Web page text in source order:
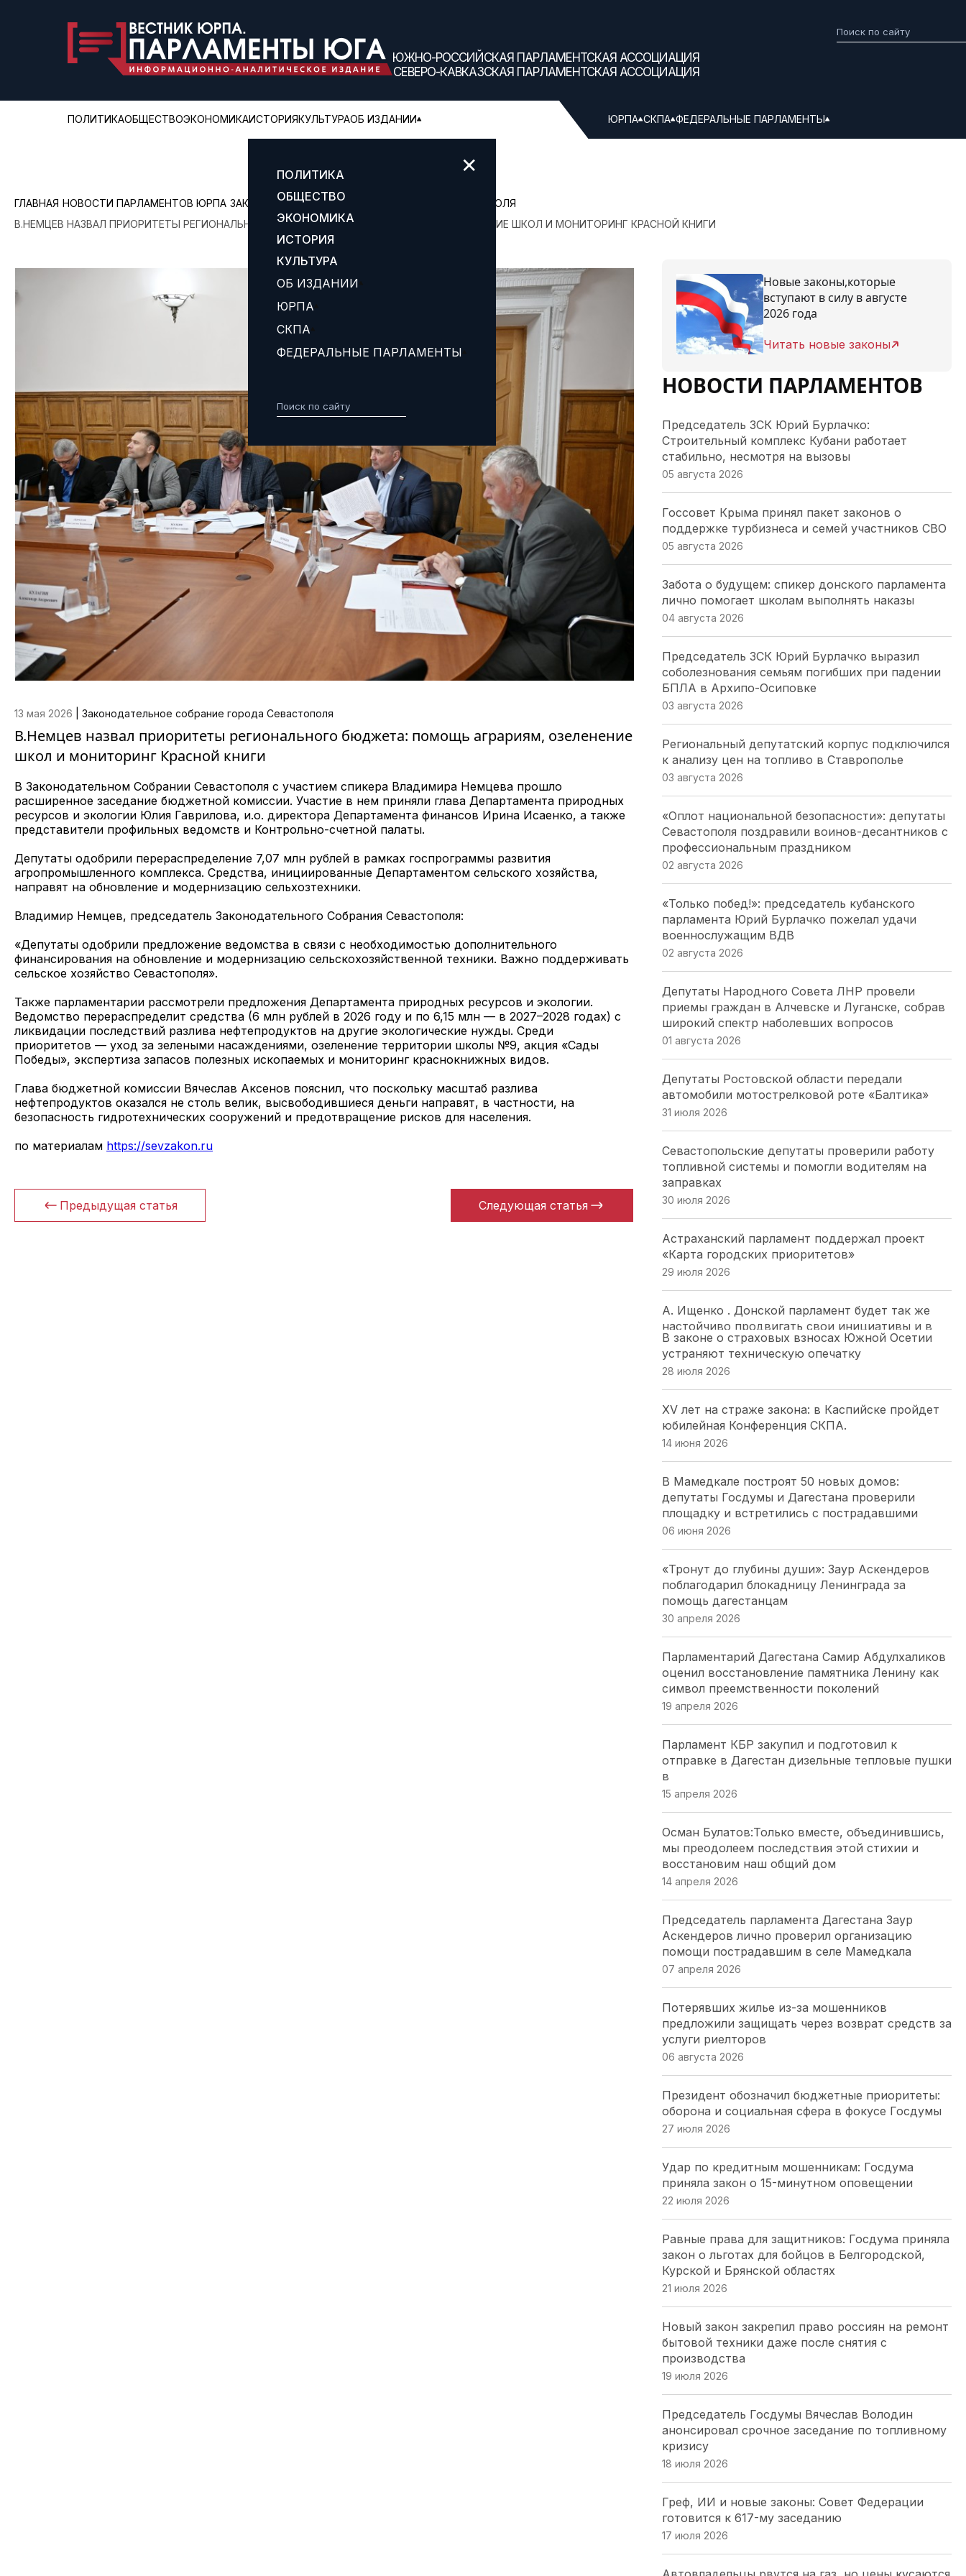
ЮЖНО-РОССИЙСКАЯ ПАРЛАМЕНТСКАЯ АССОЦИАЦИЯ
СЕВЕРО-КАВКАЗСКАЯ ПАРЛАМЕНТСКАЯ АССОЦИАЦИЯ
ПОЛИТИКАОБЩЕСТВОЭКОНОМИКАИСТОРИЯКУЛЬТУРАОБ ИЗДАНИИ ЮРПА СКПА ФЕДЕРАЛЬНЫЕ ПАРЛАМЕНТЫ
✕
ПОЛИТИКА
ОБЩЕСТВО
ЭКОНОМИКА
ИСТОРИЯ
КУЛЬТУРА
ОБ ИЗДАНИИ
ЮРПА
СКПА
ФЕДЕРАЛЬНЫЕ ПАРЛАМЕНТЫ
ГЛАВНАЯ НОВОСТИ ПАРЛАМЕНТОВ ЮРПА ЗАКОНОДАТЕЛЬНОЕ СОБРАНИЕ ГОРОДА СЕВАСТОПОЛЯ
В.НЕМЦЕВ НАЗВАЛ ПРИОРИТЕТЫ РЕГИОНАЛЬНОГО БЮДЖЕТА: ПОМОЩЬ АГРАРИЯМ, ОЗЕЛЕНЕНИЕ ШКОЛ И МОНИТОРИНГ КРАСНОЙ КНИГИ
13 мая 2026 Законодательное собрание города Севастополя
В.Немцев назвал приоритеты регионального бюджета: помощь аграриям, озеленение
школ и мониторинг Красной книги
В Законодательном Собрании Севастополя с участием спикера Владимира Немцева прошло
расширенное заседание бюджетной комиссии. Участие в нем приняли глава Департамента природных
ресурсов и экологии Юлия Гаврилова, и.о. директора Департамента финансов Ирина Исаенко, а также
представители профильных ведомств и Контрольно-счетной палаты.
Депутаты одобрили перераспределение 7,07 млн рублей в рамках госпрограммы развития
агропромышленного комплекса. Средства, инициированные Департаментом сельского хозяйства,
направят на обновление и модернизацию сельхозтехники.
Владимир Немцев, председатель Законодательного Собрания Севастополя:
«Депутаты одобрили предложение ведомства в связи с необходимостью дополнительного
финансирования на обновление и модернизацию сельскохозяйственной техники. Важно поддерживать
сельское хозяйство Севастополя».
Также парламентарии рассмотрели предложения Департамента природных ресурсов и экологии.
Ведомство перераспределит средства (6 млн рублей в 2026 году и по 6,15 млн — в 2027–2028 годах) с
ликвидации последствий разлива нефтепродуктов на другие экологические нужды. Среди
приоритетов — уход за зелеными насаждениями, озеленение территории школы №9, акция «Сады
Победы», экспертиза запасов полезных ископаемых и мониторинг краснокнижных видов.
Глава бюджетной комиссии Вячеслав Аксенов пояснил, что поскольку масштаб разлива
нефтепродуктов оказался не столь велик, высвободившиеся деньги направят, в частности, на
безопасность гидротехнических сооружений и предотвращение рисков для населения.
по материалам https://sevzakon.ru
Предыдущая статья Следующая статья
Новые законы,которые
вступают в силу в августе
2026 года
Читать новые законы
НОВОСТИ ПАРЛАМЕНТОВ
Председатель ЗСК Юрий Бурлачко:
Строительный комплекс Кубани работает
стабильно, несмотря на вызовы
05 августа 2026
Госсовет Крыма принял пакет законов о
поддержке турбизнеса и семей участников СВО
05 августа 2026
Забота о будущем: спикер донского парламента
лично помогает школам выполнять наказы
04 августа 2026
Председатель ЗСК Юрий Бурлачко выразил
соболезнования семьям погибших при падении
БПЛА в Архипо-Осиповке
03 августа 2026
Региональный депутатский корпус подключился
к анализу цен на топливо в Ставрополье
03 августа 2026
«Оплот национальной безопасности»: депутаты
Севастополя поздравили воинов-десантников с
профессиональным праздником
02 августа 2026
«Только побед!»: председатель кубанского
парламента Юрий Бурлачко пожелал удачи
военнослужащим ВДВ
02 августа 2026
Депутаты Народного Совета ЛНР провели
приемы граждан в Алчевске и Луганске, собрав
широкий спектр наболевших вопросов
01 августа 2026
Депутаты Ростовской области передали
автомобили мотострелковой роте «Балтика»
31 июля 2026
Севастопольские депутаты проверили работу
топливной системы и помогли водителям на
заправках
30 июля 2026
Астраханский парламент поддержал проект
«Карта городских приоритетов»
29 июля 2026
А. Ищенко . Донской парламент будет так же
настойчиво продвигать свои инициативы и в
следующем созыве ГД РФ
28 июля 2026
200 курсантов ДГТУ приняли присягу в Майкопе
28 июля 2026
Херсоны. Томилина обратилась к морякам-
черноморцам в День ВМФ
26 июля 2026
оценили масштабный проект «Щит Отечества»,
охватывающий 9 тысяч школьников
25 июля 2026
привлечении бизнеса
24 июля 2026
24 июля 2026
Профильный комитет донского парламента
23 июля 2026
Волгоградская Дума упростила получение земли
Народные избранники Севастополя оценили
вклад «Боевого Братства» в патриотическое
Парламентарии Кубани выбрали 20
общественников для работы в новом составе
Парламентарии Кубани перераспределяют
16 июля 2026
16 июля 2026
ЗСК принял закон об УСН для IT: Юрий Бурлачко
Краевые депутаты просят Правительство
сохранить детский отдых на Кубани
Губернаторская инициатива принята: кубанские
наставники спортсменов получат зарплату без
НДФЛ
Кубанский парламент одобрил льготы для
инвесторов: 3 млрд рублей и гостиница не ниже
В законе о страховых взносах Южной Осетии
устраняют техническую опечатку
28 июля 2026
XV лет на страже закона: в Каспийске пройдет
юбилейная Конференция СКПА.
14 июня 2026
В Мамедкале построят 50 новых домов:
депутаты Госдумы и Дагестана проверили
площадку и встретились с пострадавшими
06 июня 2026
«Тронут до глубины души»: Заур Аскендеров
поблагодарил блокадницу Ленинграда за
помощь дагестанцам
30 апреля 2026
Парламентарий Дагестана Самир Абдулхаликов
оценил восстановление памятника Ленину как
символ преемственности поколений
19 апреля 2026
Парламент КБР закупил и подготовил к
отправке в Дагестан дизельные тепловые пушки
в
15 апреля 2026
Осман Булатов:Только вместе, объединившись,
мы преодолеем последствия этой стихии и
восстановим наш общий дом
14 апреля 2026
Председатель парламента Дагестана Заур
Аскендеров лично проверил организацию
помощи пострадавшим в селе Мамедкала
07 апреля 2026
Потерявших жилье из-за мошенников
предложили защищать через возврат средств за
услуги риелторов
06 августа 2026
Президент обозначил бюджетные приоритеты:
оборона и социальная сфера в фокусе Госдумы
27 июля 2026
Удар по кредитным мошенникам: Госдума
приняла закон о 15-минутном оповещении
22 июля 2026
Равные права для защитников: Госдума приняла
закон о льготах для бойцов в Белгородской,
Курской и Брянской областях
21 июля 2026
Новый закон закрепил право россиян на ремонт
бытовой техники даже после снятия с
производства
19 июля 2026
Председатель Госдумы Вячеслав Володин
анонсировал срочное заседание по топливному
кризису
18 июля 2026
Греф, ИИ и новые законы: Совет Федерации
готовится к 617-му заседанию
17 июля 2026